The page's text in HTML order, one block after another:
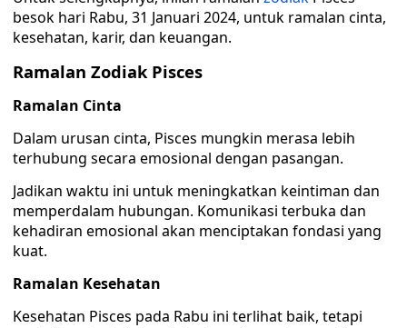
besok hari Rabu, 31 Januari 2024, untuk ramalan cinta,
kesehatan, karir, dan keuangan.
Ramalan Zodiak Pisces
Ramalan Cinta
Dalam urusan cinta, Pisces mungkin merasa lebih
terhubung secara emosional dengan pasangan.
Jadikan waktu ini untuk meningkatkan keintiman dan
memperdalam hubungan. Komunikasi terbuka dan
kehadiran emosional akan menciptakan fondasi yang
kuat.
Ramalan Kesehatan
Kesehatan Pisces pada Rabu ini terlihat baik, tetapi